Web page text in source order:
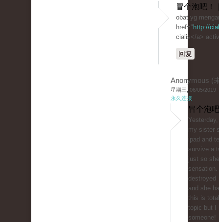
冒个泡吧！
obat yg
href=" http://
cialis</a>
回复
Anonymous (
星期三, 06/05/2019
永久连接
冒个泡
my sister
ipad and
survive a
just so
destroyed
and she
this is
topic but I
someone!